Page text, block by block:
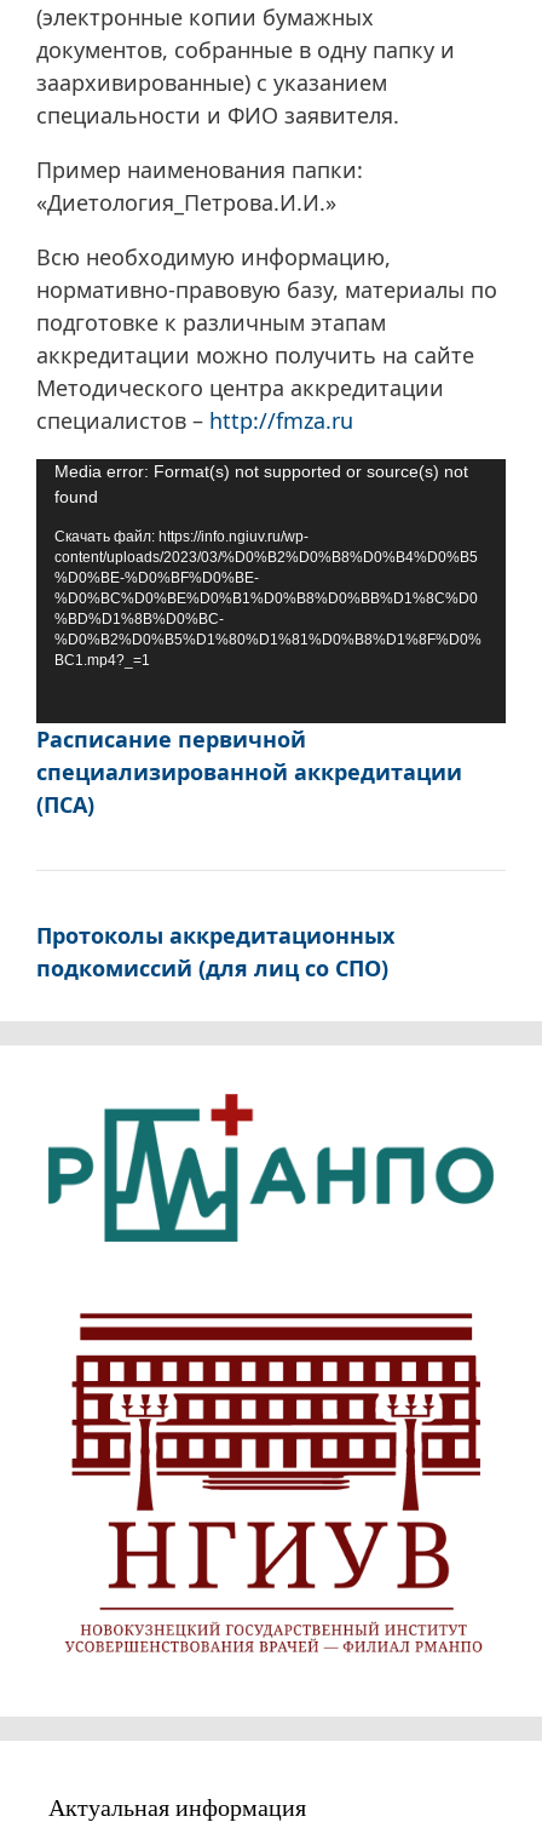
(электронные копии бумажных
документов, собранные в одну папку и
заархивированные) с указанием
специальности и ФИО заявителя.
Пример наименования папки:
«Диетология_Петрова.И.И.»
Всю необходимую информацию,
нормативно-правовую базу, материалы по
подготовке к различным этапам
аккредитации можно получить на сайте
Методического центра аккредитации
специалистов – http://fmza.ru
Видеоплеер
Media error: Format(s) not supported or source(s) not
found
Скачать файл: https://info.ngiuv.ru/wp-
content/uploads/2023/03/%D0%B2%D0%B8%D0%B4%D0%B5
%D0%BE-%D0%BF%D0%BE-
%D0%BC%D0%BE%D0%B1%D0%B8%D0%BB%D1%8C%D0
%BD%D1%8B%D0%BC-
%D0%B2%D0%B5%D1%80%D1%81%D0%B8%D1%8F%D0%
BC1.mp4?_=1
Расписание первичной
специализированной аккредитации
(ПСА)
Протоколы аккредитационных
подкомиссий (для лиц со СПО)
Актуальная информация